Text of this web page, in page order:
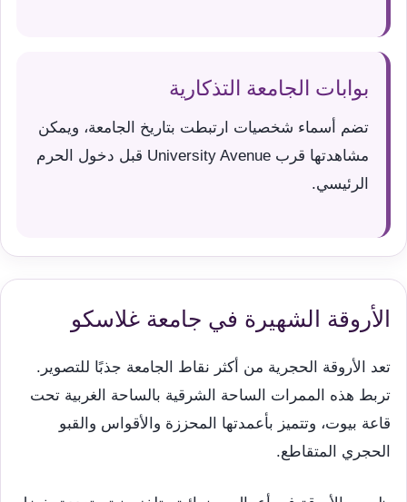
بوابات الجامعة التذكارية
تضم أسماء شخصيات ارتبطت بتاريخ الجامعة، ويمكن
مشاهدتها قرب University Avenue قبل دخول الحرم
الرئيسي.
الأروقة الشهيرة في جامعة غلاسكو
تعد الأروقة الحجرية من أكثر نقاط الجامعة جذبًا للتصوير.
تربط هذه الممرات الساحة الشرقية بالساحة الغربية تحت
قاعة بيوت، وتتميز بأعمدتها المحززة والأقواس والقبو
الحجري المتقاطع.